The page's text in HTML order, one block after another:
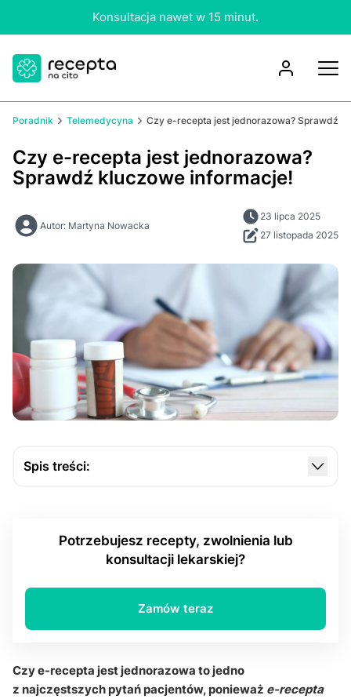
Konsultacja nawet w 15 minut.
Poradnik Telemedycyna Czy e-recepta jest jednorazowa? Sprawdź
Czy e-recepta jest jednorazowa?
Sprawdź kluczowe informacje!
Autor: Martyna Nowacka
23 lipca 2025
27 listopada 2025
Spis treści:
jeden odbiór?
Jak długo e-recepta jest ważna i czy wpływa to na
jednorazowość realizacji?
Jak przebiega realizacja e-recepty w aptece i czy
Potrzebujesz recepty, zwolnienia lub
konsultacji lekarskiej?
Zamów teraz
Czy e-recepta jest jednorazowa to jedno
z najczęstszych pytań pacjentów, ponieważ e-recepta